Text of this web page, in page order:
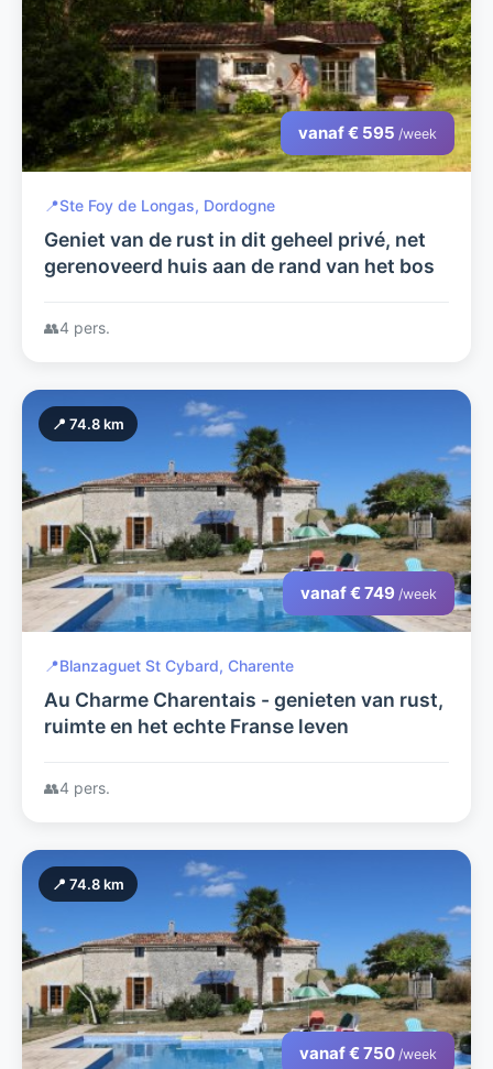
vanaf € 595 /week
📍Ste Foy de Longas, Dordogne
Geniet van de rust in dit geheel privé, net
gerenoveerd huis aan de rand van het bos
👥4 pers.
📍 74.8 km
vanaf € 749 /week
📍Blanzaguet St Cybard, Charente
Au Charme Charentais - genieten van rust,
ruimte en het echte Franse leven
👥4 pers.
📍 74.8 km
vanaf € 750 /week